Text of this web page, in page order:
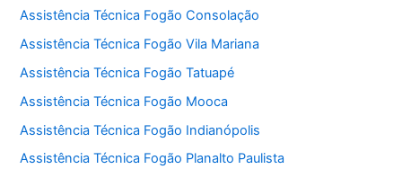
Assistência Técnica Fogão Consolação
Assistência Técnica Fogão Vila Mariana
Assistência Técnica Fogão Tatuapé
Assistência Técnica Fogão Mooca
Assistência Técnica Fogão Indianópolis
Assistência Técnica Fogão Planalto Paulista